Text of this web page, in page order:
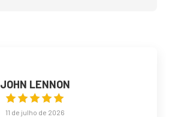
JOHN LENNON
11 de julho de 2026